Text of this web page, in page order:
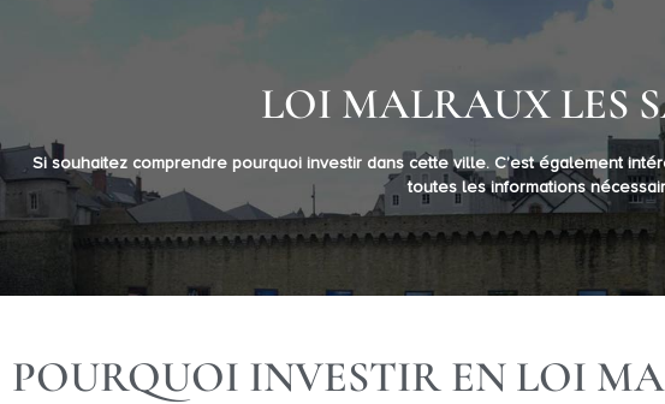
LOI MALRAUX LES
Si souhaitez comprendre pourquoi investir dans cette ville. C’est également
toutes les informations
POURQUOI INVESTIR EN LOI